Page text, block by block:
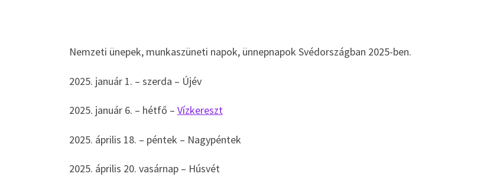
Nemzeti ünepek, munkaszüneti napok, ünnepnapok Svédországban 2025-ben.
2025. január 1. – szerda – Újév
2025. január 6. – hétfő – Vízkereszt
2025. április 18. – péntek – Nagypéntek
2025. április 20. vasárnap – Húsvét